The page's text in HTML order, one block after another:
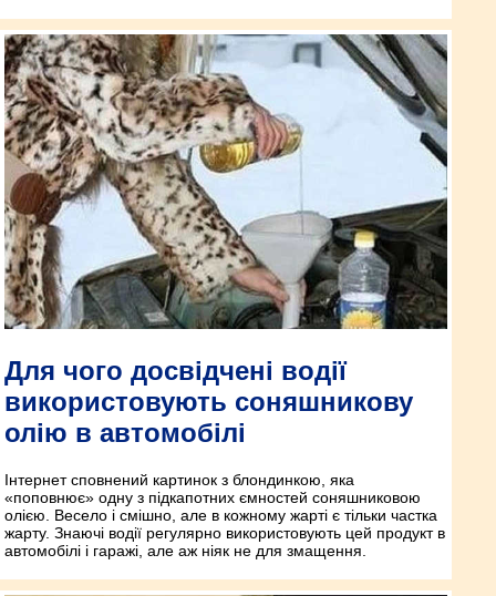
Для чого досвідчені водії
використовують соняшникову
олію в автомобілі
Інтернет сповнений картинок з блондинкою, яка
«поповнює» одну з підкапотних ємностей соняшниковою
олією. Весело і смішно, але в кожному жарті є тільки частка
жарту. Знаючі водії регулярно використовують цей продукт в
автомобілі і гаражі, але аж ніяк не для змащення.